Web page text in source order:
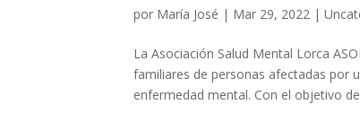
por María José | Mar 29, 2022 |
La Asociación Salud Mental Lorca
familiares de personas afectadas por
enfermedad mental. Con el objetivo